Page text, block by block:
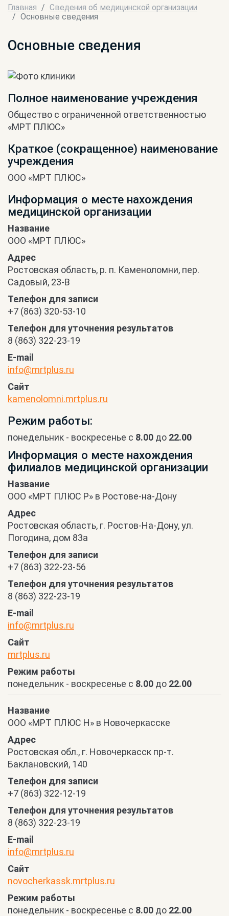
Главная
Сведения об медицинской организации
Основные сведения
Основные сведения
Полное наименование учреждения
Общество с ограниченной ответственностью
«МРТ ПЛЮС»
Краткое (сокращенное) наименование
учреждения
OOO «МРТ ПЛЮС»
Информация о месте нахождения
медицинской организации
Название
OOO «МРТ ПЛЮС»
Адрес
Ростовская область, р. п. Каменоломни, пер.
Садовый, 23-В
Телефон для записи
+7 (863) 320-53-10
Телефон для уточнения результатов
8 (863) 322-23-19
E-mail
info@mrtplus.ru
Сайт
kamenolomni.mrtplus.ru
Режим работы:
понедельник - воскресенье с 8.00 до 22.00
Информация о месте нахождения
филиалов медицинской организации
Название
OOO «МРТ ПЛЮС Р» в Ростове-на-Дону
Адрес
Ростовская область, г. Ростов-На-Дону, ул.
Погодина, дом 83а
Телефон для записи
+7 (863) 322-23-56
Телефон для уточнения результатов
8 (863) 322-23-19
E-mail
info@mrtplus.ru
Сайт
mrtplus.ru
Режим работы
понедельник - воскресенье с 8.00 до 22.00
Название
OOO «МРТ ПЛЮС Н» в Новочеркасске
Адрес
Ростовская обл., г. Новочеркасск пр-т.
Баклановский, 140
Телефон для записи
+7 (863) 322-12-19
Телефон для уточнения результатов
8 (863) 322-23-19
E-mail
info@mrtplus.ru
Сайт
novocherkassk.mrtplus.ru
Режим работы
понедельник - воскресенье с 8.00 до 22.00